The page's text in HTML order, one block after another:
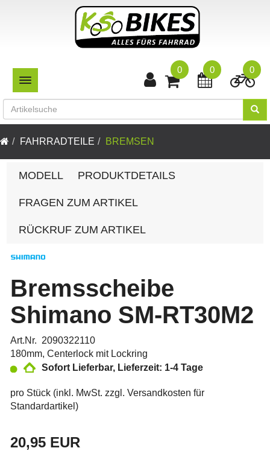
TOGGLE NAVIGATION
0
0
0
FAHRRADTEILE BREMSEN
MODELL PRODUKTDETAILS
FRAGEN ZUM ARTIKEL
RÜCKRUF ZUM ARTIKEL
Bremsscheibe
Shimano SM-RT30M2
Art.Nr. 2090322110
180mm, Centerlock mit Lockring
Sofort Lieferbar, Lieferzeit: 1-4 Tage
pro Stück (inkl. MwSt. zzgl. Versandkosten für
Standardartikel )
20,95 EUR